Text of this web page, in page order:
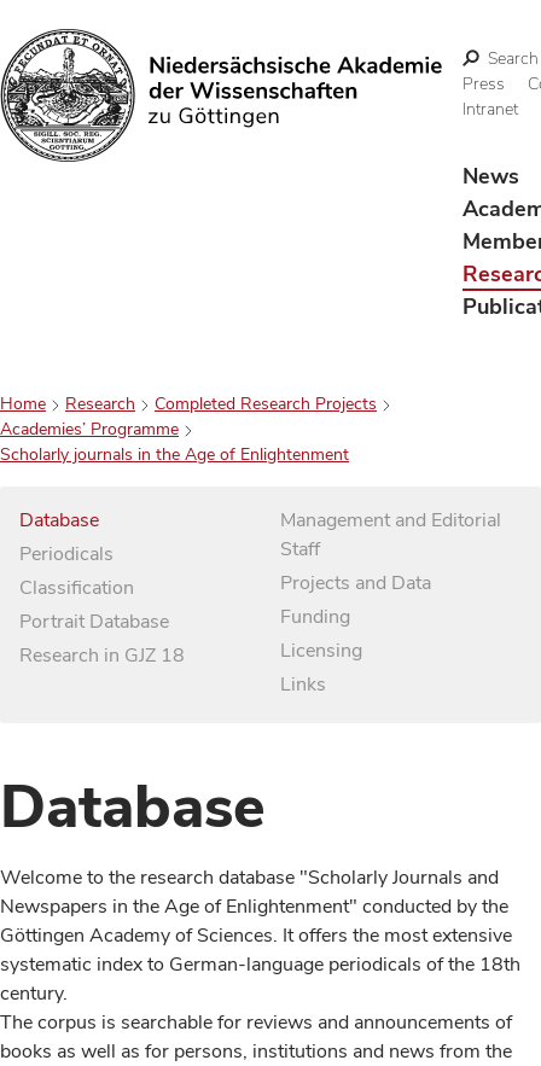
Search
Search
Press
Intranet
News
Home Research
Completed Research Projects
Academies’ Programme
Scholarly journals in the Age of Enlightenment
Database
Periodicals
Classification
Portrait Database
Research in GJZ 18
Management and Editorial
Staff
Projects and Data
Funding
Licensing
Links
Database
Welcome to the research database "Scholarly Journals and
Newspapers in the Age of Enlightenment" conducted by the
Göttingen Academy of Sciences. It offers the most extensive
systematic index to German-language periodicals of the 18th
century.
The corpus is searchable for reviews and announcements of
books as well as for persons, institutions and news from the